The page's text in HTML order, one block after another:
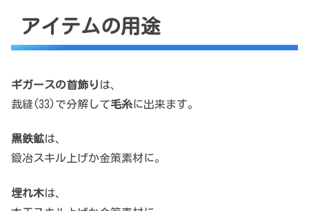
アイテムの用途
ギガースの首飾り は、
裁縫(33)で分解して毛糸に出来ます。
黒鉄鉱は、
鍛冶スキル上げか金策素材に。
埋れ木は、